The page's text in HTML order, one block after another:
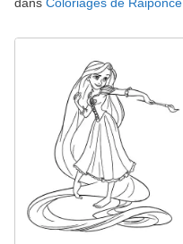
dans Coloriages de Raiponce